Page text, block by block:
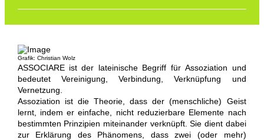
Grafik: Christian Wolz
ASSOCIARE ist der lateinische Begriff für Assoziation und
bedeutet Vereinigung, Verbindung, Verknüpfung und
Vernetzung.
Assoziation ist die Theorie, dass der (menschliche) Geist
lernt, indem er einfache, nicht reduzierbare Elemente nach
bestimmten Prinzipien miteinander verknüpft. Sie dient dabei
zur Erklärung des Phänomens, dass zwei (oder mehr)